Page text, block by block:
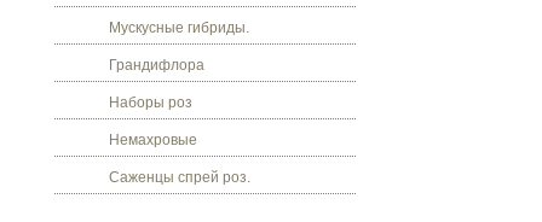
Мускусные гибриды.
Грандифлора
Наборы роз
Немахровые
Саженцы спрей роз.